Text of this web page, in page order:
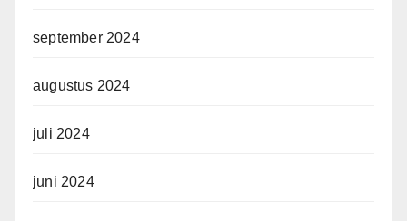
september 2024
augustus 2024
juli 2024
juni 2024